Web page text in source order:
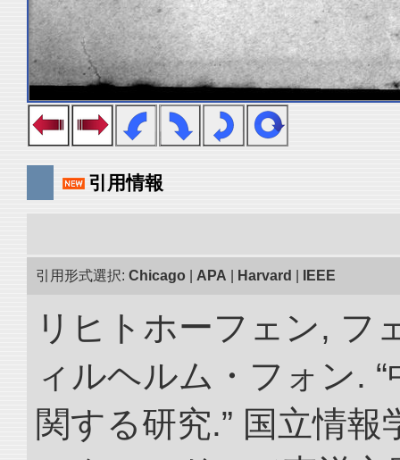
引用情報
引用形式選択: Chicago APA Harvard IEEE
リヒトホーフェン, フ
ィルヘルム・フォン.
関する研究.” 国立情